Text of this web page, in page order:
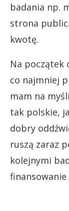
badania np.
strona
kwotę.
Na początek
co najmniej
mam na
tak polskie,
dobry
ruszą zaraz
kolejnymi